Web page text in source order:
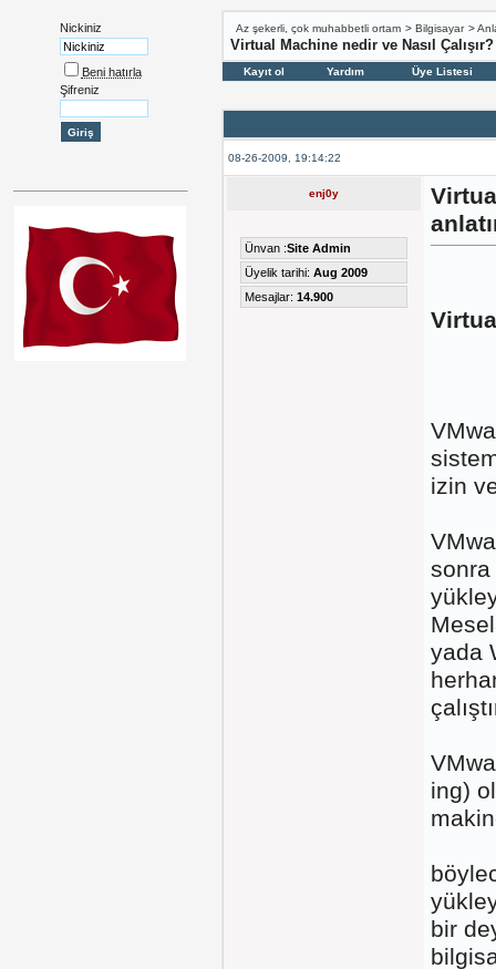
Nickiniz
Beni hatırla
Şifreniz
Az şekerli, çok muhabbetli ortam > Bilgisayar >
Virtual Machine nedir ve Nasıl
Kayıt ol Yardım Üye Listesi
08-26-2009, 19:14:22
enj0y
Ünvan :Site Admin
Üyelik tarihi: Aug 2009
Mesajlar: 14.900
izin
sonra
yada
ing)
bir